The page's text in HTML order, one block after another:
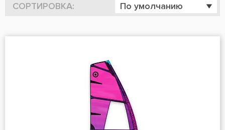
СОРТИРОВКА: По умолчанию